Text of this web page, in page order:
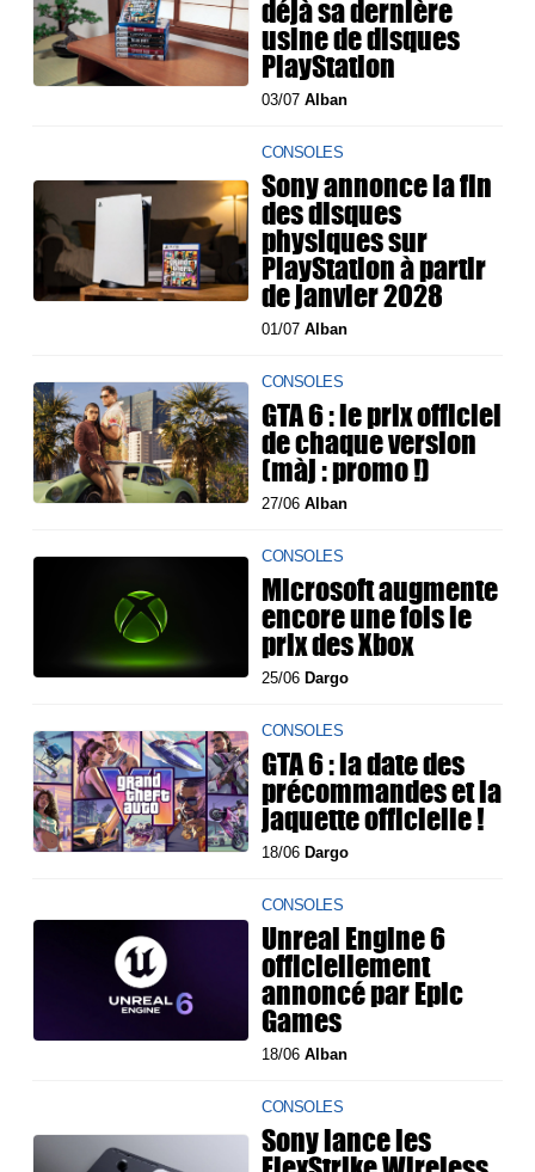
déjà sa dernière
usine de disques
PlayStation
03/07Alban
CONSOLES
Sony annonce la fin
des disques
physiques sur
PlayStation à partir
de janvier 2028
01/07Alban
CONSOLES
GTA 6 : le prix officiel
de chaque version
(màj : promo !)
27/06Alban
CONSOLES
Microsoft augmente
encore une fois le
prix des Xbox
25/06 Dargo
CONSOLES
GTA 6 : la date des
précommandes et la
jaquette officielle !
18/06 Dargo
CONSOLES
Unreal Engine 6
officiellement
annoncé par Epic
Games
18/06Alban
CONSOLES
Sony lance les